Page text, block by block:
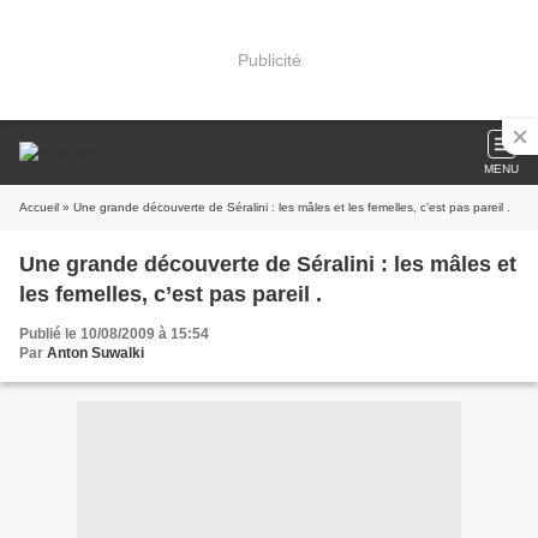
Publicité
MENU
Accueil » Une grande découverte de Séralini : les mâles et les femelles, c’est pas pareil .
Une grande découverte de Séralini : les mâles et
les femelles, c’est pas pareil .
Publié le 10/08/2009 à 15:54
Par Anton Suwalki